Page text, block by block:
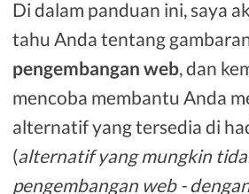
Di dalam panduan ini, saya
tahu Anda tentang
pengembangan web, dan
mencoba membantu Anda
alternatif yang tersedia di
(alternatif yang mungkin
pengembangan web -